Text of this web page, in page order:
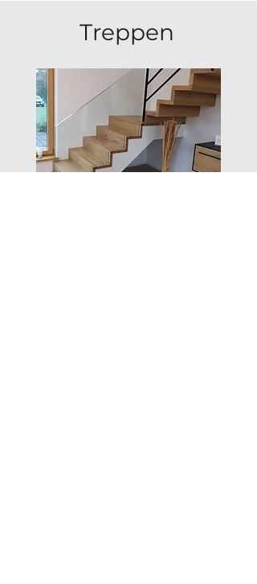
Treppen